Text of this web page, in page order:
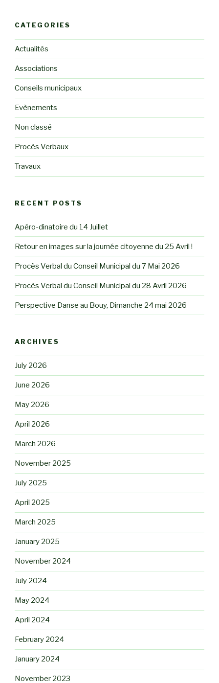
CATEGORIES
Actualités
Associations
Conseils municipaux
Evènements
Non classé
Procès Verbaux
Travaux
RECENT POSTS
Apéro-dinatoire du 14 Juillet
Retour en images sur la journée citoyenne du 25 Avril !
Procès Verbal du Conseil Municipal du 7 Mai 2026
Procès Verbal du Conseil Municipal du 28 Avril 2026
Perspective Danse au Bouy, Dimanche 24 mai 2026
ARCHIVES
July 2026
June 2026
May 2026
April 2026
March 2026
November 2025
July 2025
April 2025
March 2025
January 2025
November 2024
July 2024
May 2024
April 2024
February 2024
January 2024
November 2023